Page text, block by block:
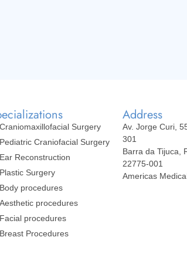
Craniomaxillofacial Surgery
Pediatric Craniofacial Surgery
Ear Reconstruction
Plastic Surgery
Body procedures
Aesthetic procedures
Facial procedures
Breast Procedures
Address
Av. Jorge Curi,
301
Barra da Tijuca,
22775-001
Americas